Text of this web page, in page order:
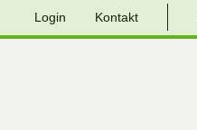
Login Kontakt